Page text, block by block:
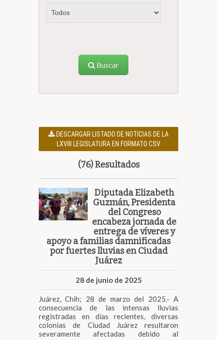
Buscar
DESCARGAR LISTADO DE NOTICIAS DE LA
LXVIII LEGISLATURA EN FORMATO CSV
(76) Resultados
Diputada Elizabeth
Guzmán, Presidenta
del Congreso
encabeza jornada de
entrega de víveres y
apoyo a familias damnificadas
por fuertes lluvias en Ciudad
Juárez
28 de junio de 2025
Juárez, Chih; 28 de marzo del 2025.- A
consecuencia de las intensas lluvias
registradas en días recientes, diversas
colonias de Ciudad Juárez resultaron
severamente afectadas debido al